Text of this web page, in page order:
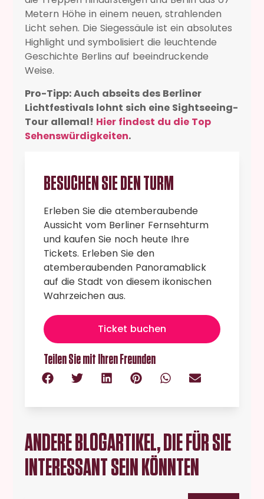
Metern Höhe in einem neuen, strahlenden
Licht sehen. Die Siegessäule ist ein absolutes
Highlight und symbolisiert die leuchtende
Geschichte Berlins auf beeindruckende
Weise.
Pro-Tipp: Auch abseits des Berliner
Lichtfestivals lohnt sich eine Sightseeing-
Tour allemal! Hier findest du die Top
Sehenswürdigkeiten.
BESUCHEN SIE DEN TURM
Erleben Sie die atemberaubende
Aussicht vom Berliner Fernsehturm
und kaufen Sie noch heute Ihre
Tickets. Erleben Sie den
atemberaubenden Panoramablick
auf die Stadt von diesem ikonischen
Wahrzeichen aus.
Ticket buchen
Teilen Sie mit Ihren Freunden
ANDERE BLOGARTIKEL, DIE FÜR SIE
INTERESSANT SEIN KÖNNTEN